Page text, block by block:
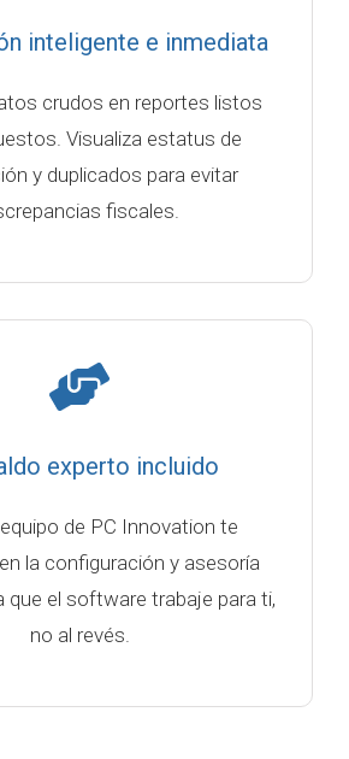
inteligente e inmediata
crudos en reportes listos
Visualiza estatus de
y duplicados para evitar
fiscales.
experto incluido
de PC Innovation te
la configuración y asesoría
que el software trabaje para ti,
no al revés.